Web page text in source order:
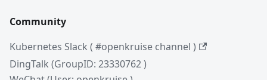
Community
Kubernetes Slack ( #openkruise channel )
DingTalk (GroupID: 23330762 )